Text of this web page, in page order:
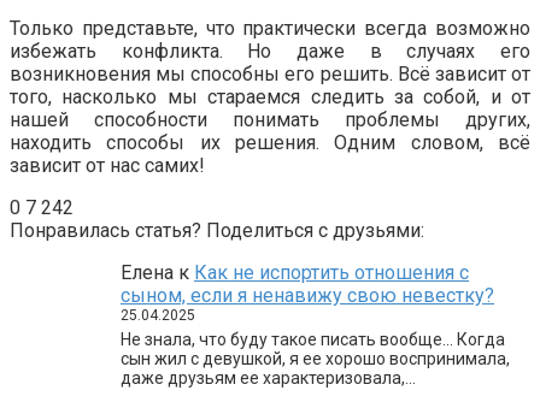
Только представьте, что практически всегда возможно
избежать конфликта. Но даже в случаях его
возникновения мы способны его решить. Всё зависит от
того, насколько мы стараемся следить за собой, и от
нашей способности понимать проблемы других,
находить способы их решения. Одним словом, всё
зависит от нас самих!
0 7 242
Понравилась статья? Поделиться с друзьями:
Елена к Как не испортить отношения с
сыном, если я ненавижу свою невестку?
25.04.2025
Не знала, что буду такое писать вообще… Когда
сын жил с девушкой, я ее хорошо воспринимала,
даже друзьям ее характеризовала,…